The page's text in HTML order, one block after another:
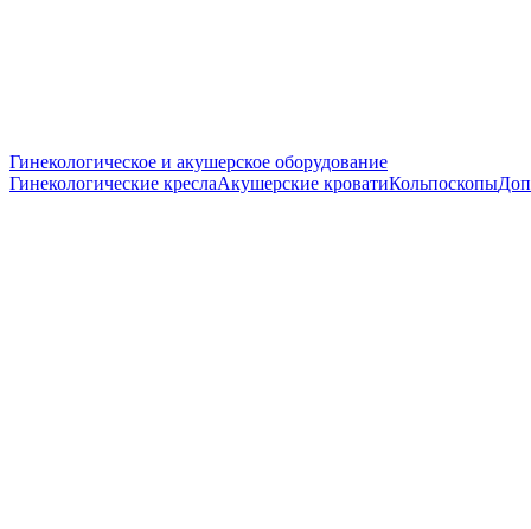
Гинекологическое и акушерское оборудование
Гинекологические креслаАкушерские кроватиКольпоскопы